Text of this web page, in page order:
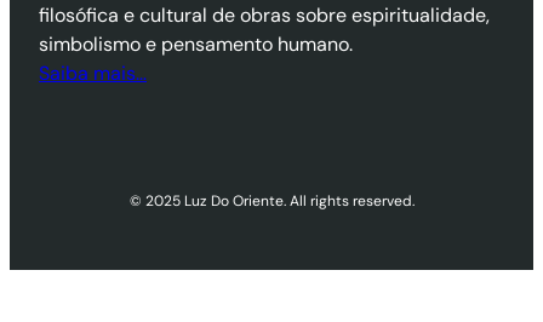
filosófica e cultural de obras sobre espiritualidade,
simbolismo e pensamento humano.
Saiba mais…
© 2025 Luz Do Oriente. All rights reserved.